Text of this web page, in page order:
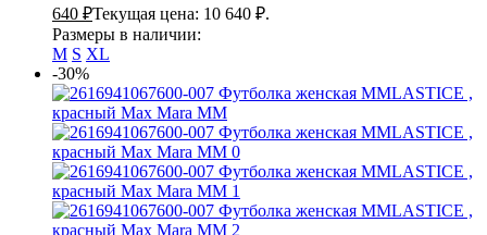
640 ₽Текущая цена: 10 640 ₽.
Размеры в наличии:
M S XL
-30%